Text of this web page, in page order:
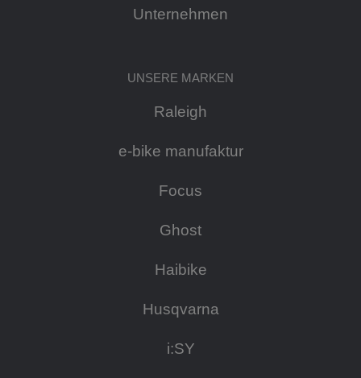
Unternehmen
UNSERE MARKEN
Raleigh
e-bike manufaktur
Focus
Ghost
Haibike
Husqvarna
i:SY